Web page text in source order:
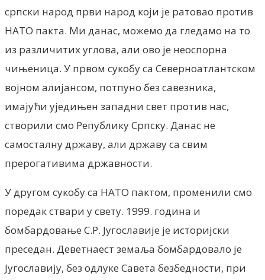
српски народ први народ који је ратовао против
НАТО пакта. Ми данас, можемо да гледамо на то
из различитих углова, али ово је неоспорна
чињеница. У првом сукобу са Северноатлантском
војном алијансом, потпуно без савезника,
имајући уједињен западни свет против нас,
створили смо Републику Српску. Данас не
самосталну државу, али државу са свим
прерогативима државности.
У другом сукобу са НАТО пактом, променили смо
поредак ствари у свету. 1999. година и
бомбардовање С.Р. Југославије је историјски
преседан. Деветнаест земаља бомбардовало је
Југославију, без одлуке Савета безбедности, при